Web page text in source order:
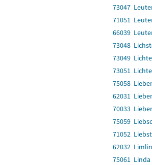
73047
71051
66039
73048
73049 Lichte
73051
75058
62031
70033
75059
71052
62032
75061